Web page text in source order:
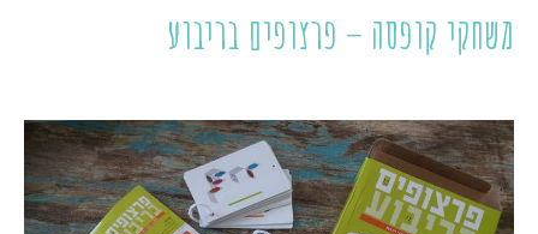
משחקי קופסה – פרצופים בריבוע